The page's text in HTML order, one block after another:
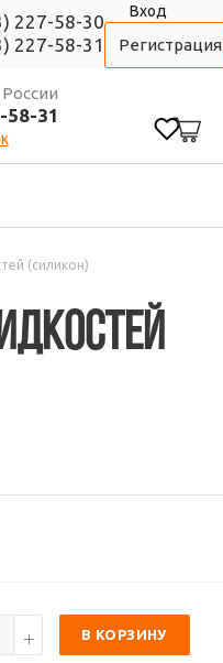
227-58-30
227-58-31
Вход
Регистрация
58-31
(силикон)
В КОРЗИНУ